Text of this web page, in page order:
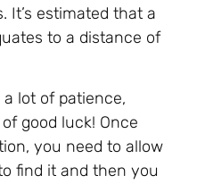
It’s estimated that a
to a distance of
lot of patience,
good luck! Once
you need to allow
find it and then you